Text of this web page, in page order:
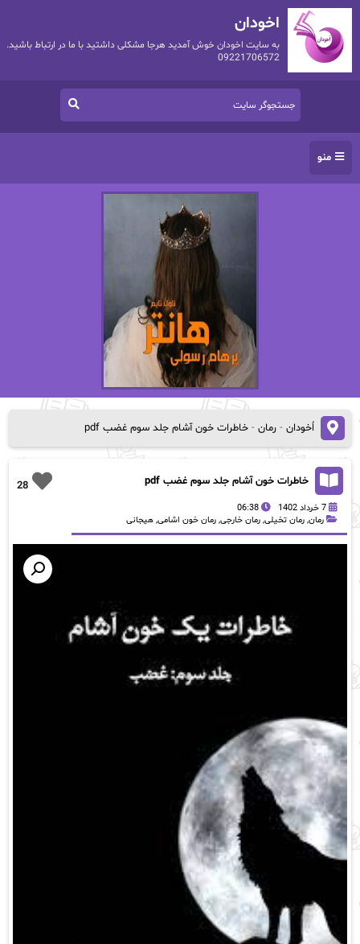
اخودان
به سایت اخودان خوش آمدید هرجا مشکلی داشتید با ما در ارتباط باشید.
09221706572
منو
اُخودان- رمان- خاطرات خون آشام جلد سوم غضب pdf
28 خاطرات خون آشام جلد سوم غضب pdf
7 خرداد 1402
06:38
رمان, رمان تخیلی, رمان خارجی, رمان خون اشامی, هیجانی